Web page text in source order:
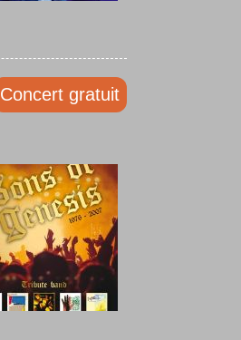
Concert gratuit